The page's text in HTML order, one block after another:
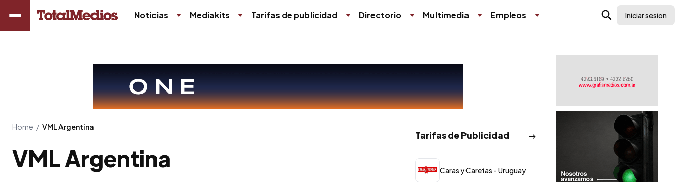
Noticias Mediakits Tarifas de publicidad Directorio Multimedia Empleos Iniciar sesion
Home / VML Argentina
VML Argentina
Tarifas de Publicidad
Caras y Caretas - Uruguay